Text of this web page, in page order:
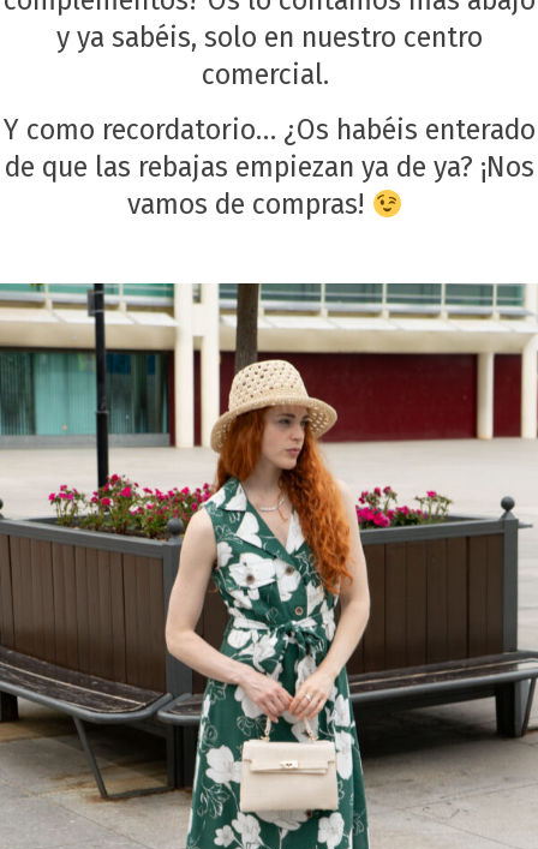
y ya sabéis, solo en nuestro centro
comercial.
Y como recordatorio… ¿Os habéis enterado
de que las rebajas empiezan ya de ya? ¡Nos
vamos de compras!